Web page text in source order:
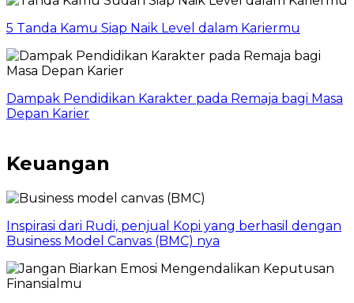
5 Tanda Kamu Siap Naik Level dalam Kariermu
Dampak Pendidikan Karakter pada Remaja bagi Masa
Depan Karier
Keuangan
Inspirasi dari Rudi, penjual Kopi yang berhasil dengan
Business Model Canvas (BMC) nya